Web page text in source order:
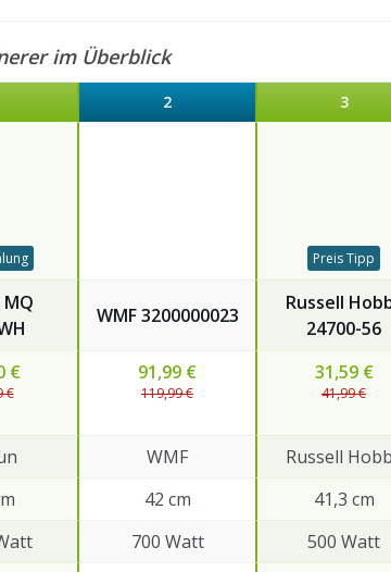
im Überblick
2 3
Preis Tipp
WMF 3200000023
‎Russell
‎24700-56
€
€
91,99 €
119,99 €
31,59 €
41,99 €
WMF ‎Russell
42 cm 41,3 cm
700 Watt 500 Watt